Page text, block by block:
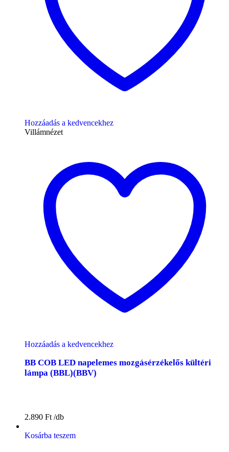
Hozzáadás a kedvencekhez
Villámnézet
Hozzáadás a kedvencekhez
BB COB LED napelemes mozgásérzékelős kültéri
lámpa (BBL)(BBV)
2.890 Ft
Kosárba teszem